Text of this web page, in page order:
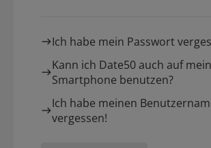
Ich habe mein Passwort
Kann ich Date50 auch auf
Smartphone benutzen?
Ich habe meinen
vergessen!